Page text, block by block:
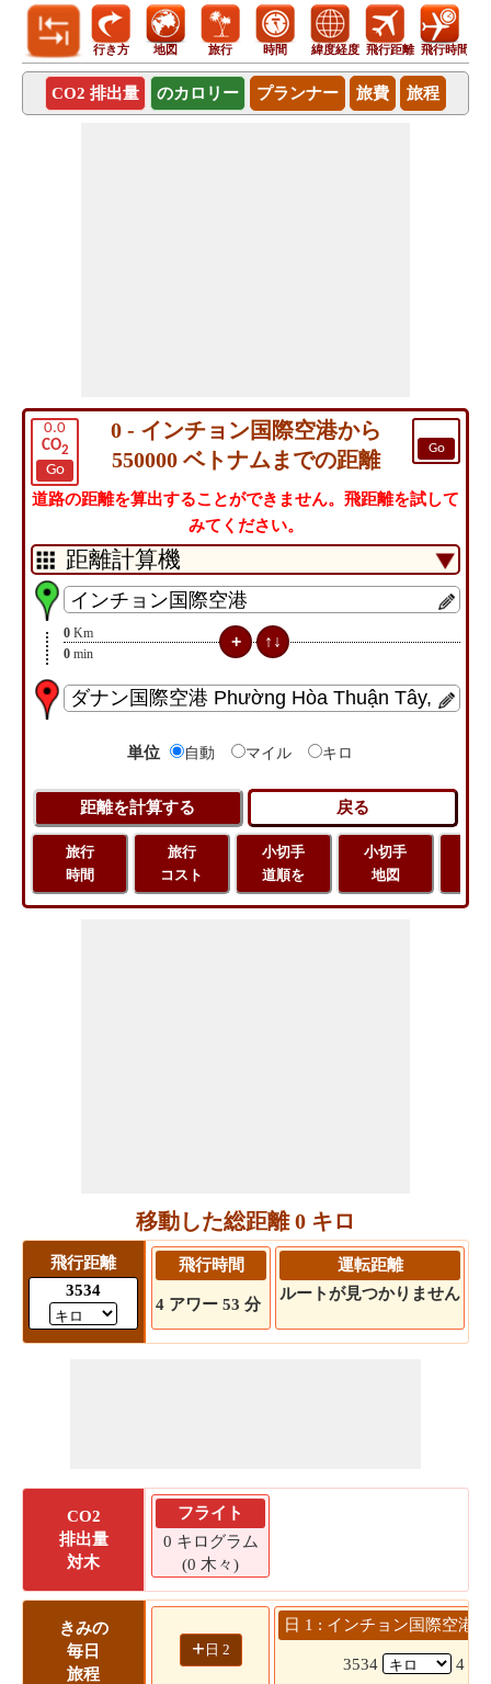
行き方 地図 旅行 時間 緯度経度 飛行距離 飛行時間
CO2 排出量 のカロリー プランナー 旅費 旅程
0.0
CO2
Go
Go
0 - インチョン国際空港から
550000 ベトナムまでの距離
道路の距離を算出することができません。飛距離を試して
みてください。
0 Km
0 min
単位 自動 マイル キロ
旅行
時間
旅行
コスト
小切手
道順を
小切手
地図
移動した総距離 0 キロ
飛行距離
3534
飛行時間
4 アワー 53 分
運転距離
ルートが見つかりません
CO2
排出量
対木
フライト
0 キログラム
(0 木々)
きみの
毎日
旅程
+ 日 2
日 1 : インチョン国際空港
3534 4 ア